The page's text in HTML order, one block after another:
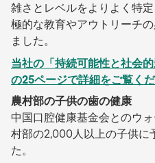
雑さとレベルをよりよく特
極的な教育やアウトリーチ
ました。
当社の「持続可能性と社会
の25ページで詳細をご覧く
農村部の子供の歯の健康
中国口腔健康基金会とのウ
村部の2,000人以上の子供に
た。